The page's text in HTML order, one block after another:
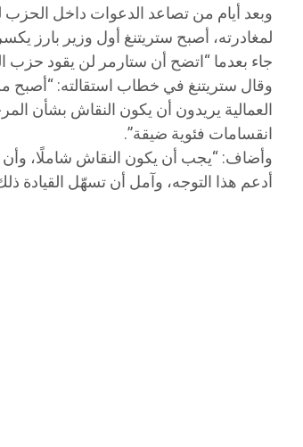
وبعد أيام من تصاعد الدعوات داخل الحزب
لمغادرته، أصبح ستريتنغ أول وزير بارز
جاء بعدما “اتضح أن ستارمر لن يقود حزب
وقال ستريتنغ في خطاب استقالته: “أصبح
العمالية يريدون أن يكون النقاش بشأن
انقسامات فئوية ضيقة”.
وأضاف: “يجب أن يكون النقاش شاملًا،
أدعم هذا التوجه، وآمل أن تسهّل القيادة